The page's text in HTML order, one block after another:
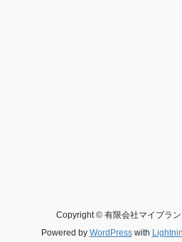
Copyright © 有限会社マイプラ
Powered by WordPresswith